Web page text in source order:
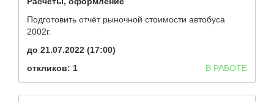
Подготовить отчёт рыночной стоимости автобуса
2002г.
до 21.07.2022 (17:00)
откликов: 1
В РАБОТЕ